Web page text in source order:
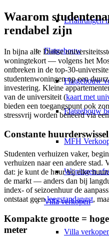
Erfahrungen
Flatgebouw
Flatgebouw
Flatgebouw
MFH
Woningen
Villaverkopen
Villa
Waarom
rendabel zijn
In bijna alle Duitse
woningtekort — volgens het
ontbreken in de top-30-
studentenwoningen op een
investering. Kleine
van de universiteit (kaart met
bieden een toegangspunt ook
stressvrij worden beheerd via
Constante
Studenten verhuizen vaker,
verhuizen naar een andere stad.
dat: je kunt de huur bij elke
de markt — anders dan bij
index- of seizoenhuur de
ontstaat geenleegstandangst,
Kompakte grootte =
meter